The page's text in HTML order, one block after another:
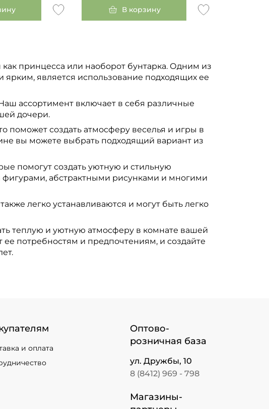
В корзину
как принцесса или наоборот бунтарка. Одним из
является использование подходящих ее
ассортимент включает в себя различные
дочери.
поможет создать атмосферу веселья и игры в
вы можете выбрать подходящий вариант из
помогут создать уютную и стильную
абстрактными рисунками и многими
легко устанавливаются и могут быть легко
теплую и уютную атмосферу в комнате вашей
потребностям и предпочтениям, и создайте
и оплата
Оптово-
розничная база
ул. Дружбы, 10
8 (8412) 969 - 798
Магазины-